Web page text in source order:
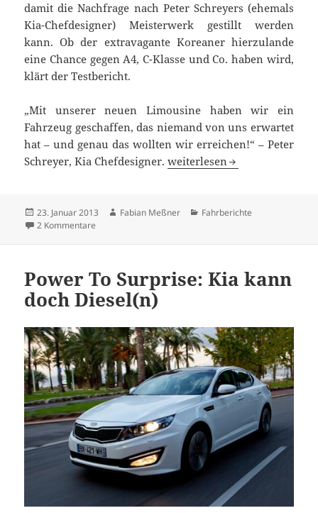
damit die Nachfrage nach Peter Schreyers (ehemals
Kia-Chefdesigner) Meisterwerk gestillt werden
kann. Ob der extravagante Koreaner hierzulande
eine Chance gegen A4, C-Klasse und Co. haben wird,
klärt der Testbericht.
„Mit unserer neuen Limousine haben wir ein
Fahrzeug geschaffen, das niemand von uns erwartet
hat – und genau das wollten wir erreichen!“ – Peter
Schreyer, Kia Chefdesigner.Kia Optima: Langläufer mit
weiterlesen
Veröffentlicht
am
23. Januar 2013 Autor
Fabian Meßner Kategorien
Fahrberichte
2 Kommentare
Power To Surprise: Kia kann
doch Diesel(n)